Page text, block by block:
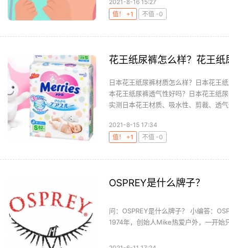
2021-8-16 15:27
值！ +1
不值 -0
花王纸尿裤怎么样？花王纸
日本花王纸尿裤材质怎么样？日本花王
本花王纸尿裤透气性好吗？日本花王纸
实测日本花王材质、吸水性、剪裁、透
2021-8-15 17:34
值！ +1
不值 -0
OSPREY是什么牌子？
问：OSPREY是什么牌子？ 小编答：
1974年，创始人Mike热爱户外，一开始